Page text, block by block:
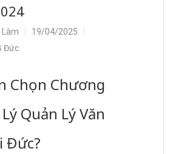
Làm
19/04/2025
Đức
Chọn Chương
Quản Lý Văn
Đức?